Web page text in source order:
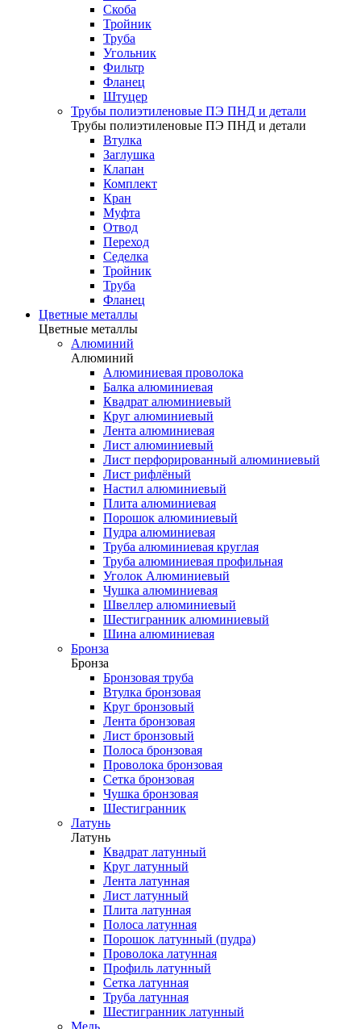
Скоба
Тройник
Труба
Угольник
Фильтр
Фланец
Штуцер
Трубы полиэтиленовые ПЭ ПНД и детали
Трубы полиэтиленовые ПЭ ПНД и детали
Втулка
Заглушка
Клапан
Комплект
Кран
Муфта
Отвод
Переход
Седелка
Тройник
Труба
Фланец
Цветные металлы
Цветные металлы
Алюминий
Алюминий
Алюминиевая проволока
Балка алюминиевая
Квадрат алюминиевый
Круг алюминиевый
Лента алюминиевая
Лист алюминиевый
Лист перфорированный алюминиевый
Лист рифлёный
Настил алюминиевый
Плита алюминиевая
Порошок алюминиевый
Пудра алюминиевая
Труба алюминиевая круглая
Труба алюминиевая профильная
Уголок Алюминиевый
Чушка алюминиевая
Швеллер алюминиевый
Шестигранник алюминиевый
Шина алюминиевая
Бронза
Бронза
Бронзовая труба
Втулка бронзовая
Круг бронзовый
Лента бронзовая
Лист бронзовый
Полоса бронзовая
Проволока бронзовая
Сетка бронзовая
Чушка бронзовая
Шестигранник
Латунь
Латунь
Квадрат латунный
Круг латунный
Лента латунная
Лист латунный
Плита латунная
Полоса латунная
Порошок латунный (пудра)
Проволока латунная
Профиль латунный
Сетка латунная
Труба латунная
Шестигранник латунный
Медь